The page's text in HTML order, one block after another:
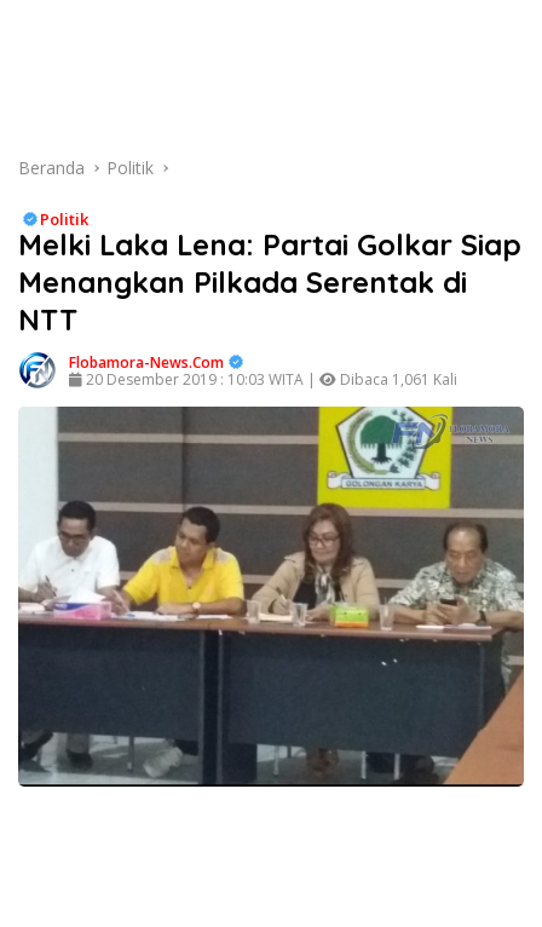
Beranda Politik
Politik
Melki Laka Lena: Partai Golkar Siap
Menangkan Pilkada Serentak di
NTT
Flobamora-News.Com
20 Desember 2019 : 10:03 WITA |
Dibaca 1,061 Kali